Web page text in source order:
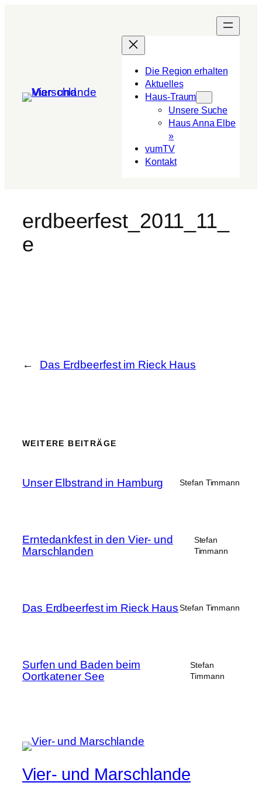
Die Region erhalten
Aktuelles
Haus-Traum
Unsere Suche
Haus Anna Elbe
»
vumTV
Kon­takt
erdbeerfest_2011_11_
e
← Das Erdbeerfest im Rieck Haus
WEITERE BEITRÄGE
Unser Elbstrand in Hamburg Stefan Timmann
Erntedankfest in den Vier- und
Marschlanden
Stefan
Timmann
Das Erdbeerfest im Rieck Haus Stefan Timmann
Surfen und Baden beim
Oortkatener See
Stefan
Timmann
Vier- und Marschlande